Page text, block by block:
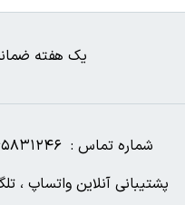
یک هفته
شماره تماس : ۶۵۸۳۱۲۴۶- ۰۲۱
پشتیبانی آنلاین واتساپ ،